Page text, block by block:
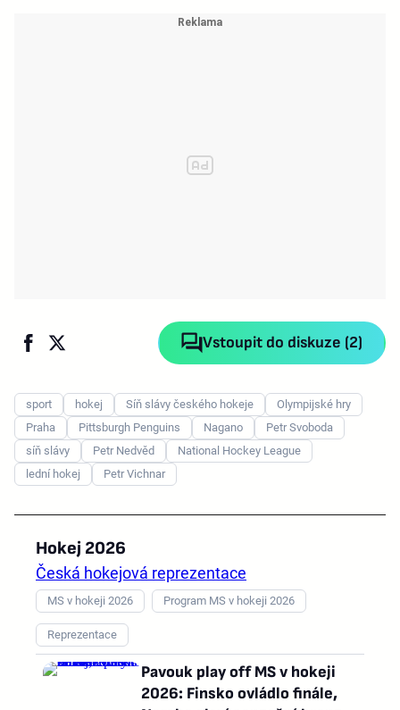
Vstoupit do diskuze (2)
sport hokej Síň slávy českého hokeje
Olympijské hry
Praha
Pittsburgh Penguins Nagano
Petr Svoboda
síň slávy
Petr Nedvěd
National Hockey League
lední hokej
Petr Vichnar
Hokej 2026
Česká hokejová reprezentace
MS v hokeji 2026 Program MS v hokeji 2026
Reprezentace
Pavouk play off MS v hokeji
2026: Finsko ovládlo finále,